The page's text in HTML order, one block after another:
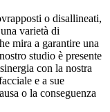
o disallineati,
varietà di
mira a garantire una
studio è presente
con la nostra
e a sue
o la conseguenza